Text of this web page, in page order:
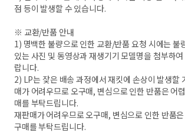
점 등이 발생할 수 있습니다.
※ 교환/반품 안내
1) 명백한 불량으로 인한 교환/반품 요청 시에는 불
있는 사진 및 동영상과 재생기기 모델명을 첨부하
랍니다.
2) LP는 잦은 배송 과정에서 재킷에 손상이 발생할
매가 어려우므로 오구매, 변심으로 인한 반품은 어
매를 부탁드립니다.
재판매가 어려우므로 오구매, 변심으로 인한 반품
구매를 부탁드립니다.